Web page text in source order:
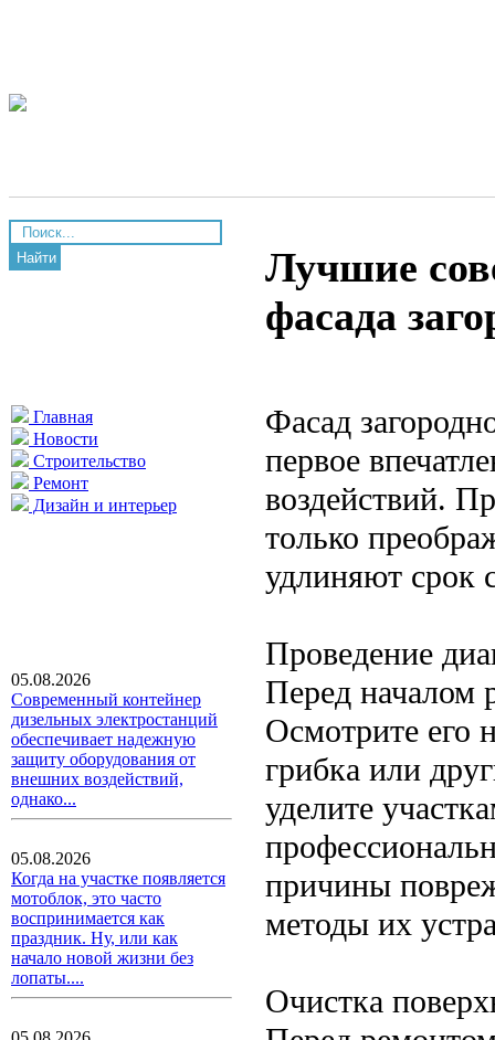
Найти
Главная
Новости
Строительство
Ремонт
Дизайн и интерьер
05.08.2026
Современный контейнер
дизельных электростанций
обеспечивает надежную
защиту оборудования от
внешних воздействий,
однако...
05.08.2026
Когда на участке появляется
мотоблок, это часто
воспринимается как
праздник. Ну, или как
начало новой жизни без
лопаты....
Лучшие
фасада
Фасад
первое
воздействий.
только
удлиняют срок
Проведение
Перед началом
Осмотрите его
грибка или
уделите
причины
методы их
Очистка